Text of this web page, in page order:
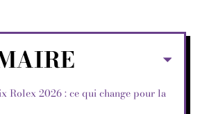
Rolex 2026 : ce qui change pour la